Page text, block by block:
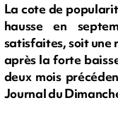
La cote de
hausse en
satisfaites, soit une
après la forte
deux mois
Journal du